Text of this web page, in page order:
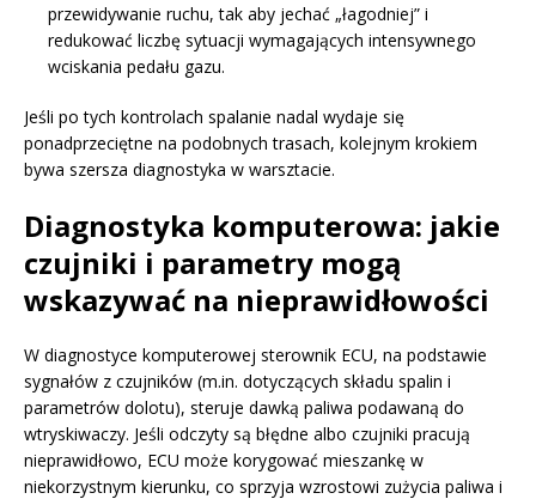
przewidywanie ruchu, tak aby jechać „łagodniej” i
redukować liczbę sytuacji wymagających intensywnego
wciskania pedału gazu.
Jeśli po tych kontrolach spalanie nadal wydaje się
ponadprzeciętne na podobnych trasach, kolejnym krokiem
bywa szersza diagnostyka w warsztacie.
Diagnostyka komputerowa: jakie
czujniki i parametry mogą
wskazywać na nieprawidłowości
W diagnostyce komputerowej sterownik ECU, na podstawie
sygnałów z czujników (m.in. dotyczących składu spalin i
parametrów dolotu), steruje dawką paliwa podawaną do
wtryskiwaczy. Jeśli odczyty są błędne albo czujniki pracują
nieprawidłowo, ECU może korygować mieszankę w
niekorzystnym kierunku, co sprzyja wzrostowi zużycia paliwa i